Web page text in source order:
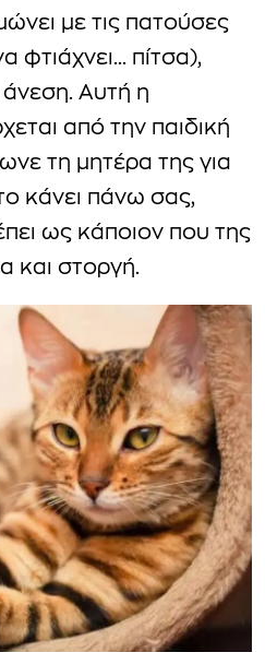
με τις πατούσες
φτιάχνει… πίτσα),
Αυτή η
από την παιδική
τη μητέρα της για
κάνει πάνω σας,
ως κάποιον που της
και στοργή.